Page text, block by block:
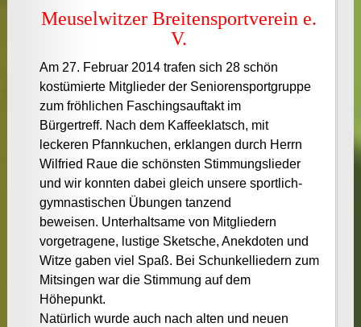
Meuselwitzer Breitensportverein e.
V.
Am 27. Februar 2014 trafen sich 28 schön
kostümierte Mitglieder der Seniorensportgruppe
zum fröhlichen Faschingsauftakt im
Bürgertreff. Nach dem Kaffeeklatsch, mit
leckeren Pfannkuchen, erklangen durch Herrn
Wilfried Raue die schönsten Stimmungslieder
und wir konnten dabei gleich unsere sportlich-
gymnastischen Übungen tanzend
beweisen. Unterhaltsame von Mitgliedern
vorgetragene, lustige Sketsche, Anekdoten und
Witze gaben viel Spaß. Bei Schunkelliedern zum
Mitsingen war die Stimmung auf dem
Höhepunkt.
Natürlich wurde auch nach alten und neuen